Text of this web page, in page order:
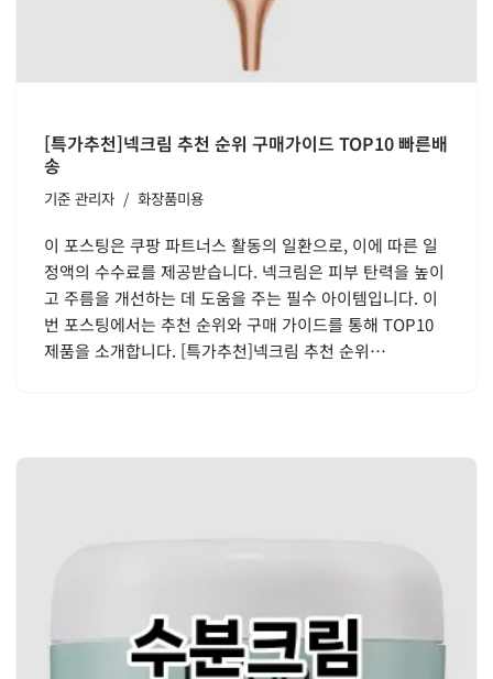
[특가추천]넥크림 추천 순위 구매가이드 TOP10 빠른배
송
기준 관리자 화장품미용
이 포스팅은 쿠팡 파트너스 활동의 일환으로, 이에 따른 일
정액의 수수료를 제공받습니다. 넥크림은 피부 탄력을 높이
고 주름을 개선하는 데 도움을 주는 필수 아이템입니다. 이
번 포스팅에서는 추천 순위와 구매 가이드를 통해 TOP10
제품을 소개합니다. [특가추천]넥크림 추천 순위…